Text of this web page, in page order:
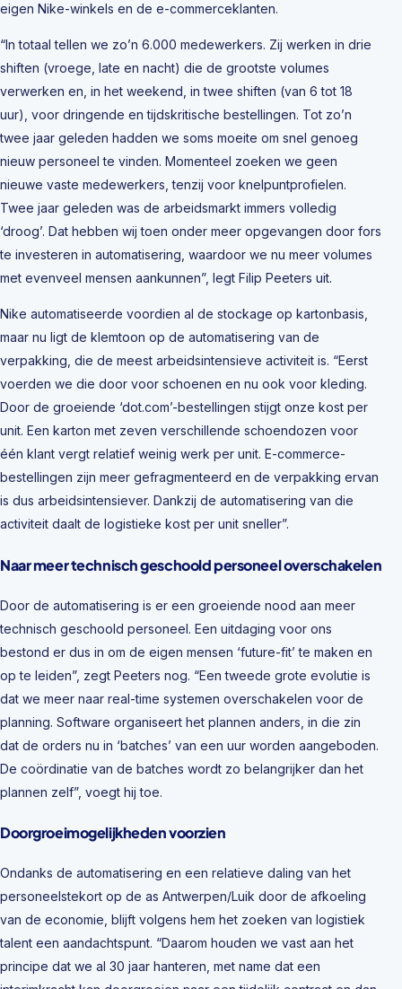
eigen Nike-winkels en de e-commerceklanten.
“In totaal tellen we zo’n 6.000 medewerkers. Zij werken in drie
shiften (vroege, late en nacht) die de grootste volumes
verwerken en, in het weekend, in twee shiften (van 6 tot 18
uur), voor dringende en tijdskritische bestellingen. Tot zo’n
twee jaar geleden hadden we soms moeite om snel genoeg
nieuw personeel te vinden. Momenteel zoeken we geen
nieuwe vaste medewerkers, tenzij voor knelpuntprofielen.
Twee jaar geleden was de arbeidsmarkt immers volledig
‘droog’. Dat hebben wij toen onder meer opgevangen door fors
te investeren in automatisering, waardoor we nu meer volumes
met evenveel mensen aankunnen”, legt Filip Peeters uit.
Nike automatiseerde voordien al de stockage op kartonbasis,
maar nu ligt de klemtoon op de automatisering van de
verpakking, die de meest arbeidsintensieve activiteit is. “Eerst
voerden we die door voor schoenen en nu ook voor kleding.
Door de groeiende ‘dot.com’-bestellingen stijgt onze kost per
unit. Een karton met zeven verschillende schoendozen voor
één klant vergt relatief weinig werk per unit. E-commerce-
bestellingen zijn meer gefragmenteerd en de verpakking ervan
is dus arbeidsintensiever. Dankzij de automatisering van die
activiteit daalt de logistieke kost per unit sneller”.
Naar meer technisch geschoold personeel overschakelen
Door de automatisering is er een groeiende nood aan meer
technisch geschoold personeel. Een uitdaging voor ons
bestond er dus in om de eigen mensen ‘future-fit’ te maken en
op te leiden”, zegt Peeters nog. “Een tweede grote evolutie is
dat we meer naar real-time systemen overschakelen voor de
planning. Software organiseert het plannen anders, in die zin
dat de orders nu in ‘batches’ van een uur worden aangeboden.
De coördinatie van de batches wordt zo belangrijker dan het
plannen zelf”, voegt hij toe.
Doorgroeimogelijkheden voorzien
Ondanks de automatisering en een relatieve daling van het
personeelstekort op de as Antwerpen/Luik door de afkoeling
van de economie, blijft volgens hem het zoeken van logistiek
talent een aandachtspunt. “Daarom houden we vast aan het
principe dat we al 30 jaar hanteren, met name dat een